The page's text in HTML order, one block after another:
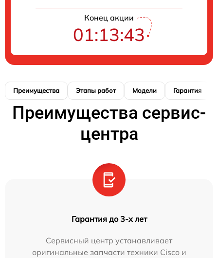
Конец акции
01:13:42
Преимущества Этапы работ Модели Гарантия
Преимущества сервис-
центра
Гарантия до 3-х лет
Сервисный центр устанавливает
оригинальные запчасти техники Cisco и